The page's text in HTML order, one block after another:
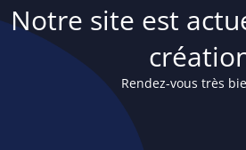
Notre site est
Rendez-vous très